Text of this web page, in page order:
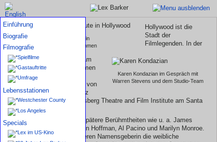
Einführung
Biografie
Filmografie
Spielfilme
Gastauftritte
Umfrage
Lebensstationen
Westchester County
Los Angeles
Specials
Lex im US-Kino
Das Lee-Strasberg-Institute in
Hollywood bei den Doku-Aufnahmen
Karen Kondazian im Gespräch mit
Warren Stevens und dem Studio-Team
Hollywood ist die
Stadt der
Filmlegenden. In der
Filmmetropole fanden nun am
29. Juni 2009 erste Aufnahmen
für eine filmische
Dokumentation des Lebens von
Lex Barker statt. Schauplatz
war das berühmte Lee Strasberg Theatre and Film Institute am Santa
Monica Boulevard.
Strasbergs Schüler waren spätere Berühmtheiten wie u. a. James
Dean, Marlon Brando, Dustin Hoffman, Al Pacino und Marilyn Monroe.
Und eben auf der Bühne, deren Namensgeberin die weibliche